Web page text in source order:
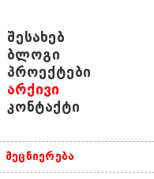
შესახებ
ბლოგი
პროექტები
არქივი
კონტაქტი
მეცნიერება